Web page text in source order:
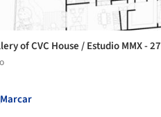
of CVC House / Estudio MMX - 27
Marcar